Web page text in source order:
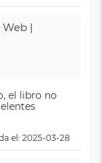
Web |
el libro no
el: 2025-03-28